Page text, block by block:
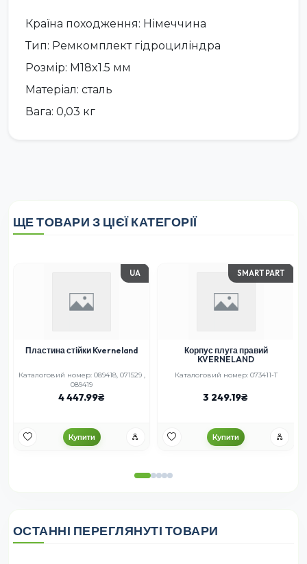
Країна походження: Німеччина
Тип: Ремкомплект гідроциліндра
Розмір: M18x1.5 мм
Матеріал: сталь
Вага: 0,03 кг
ЩЕ ТОВАРИ З ЦІЄЇ КАТЕГОРІЇ
UA
Пластина стійки Kverneland
Каталоговий номер: 089418, 071529 ,
089419
4 447.99
Купити
SMART PART
Корпус плуга правий
KVERNELAND
Каталоговий номер: 073411-T
3 249.19
Купити
ОСТАННІ ПЕРЕГЛЯНУТІ ТОВАРИ